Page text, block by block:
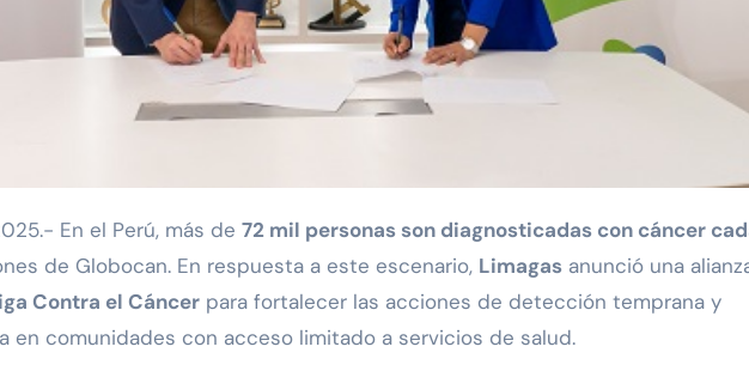
En el Perú, más de 72 mil personas son diagnosticadas con cáncer
de Globocan. En respuesta a este escenario, Limagas anunció una
Contra el Cáncer para fortalecer las acciones de detección temprana y
en comunidades con acceso limitado a servicios de salud.